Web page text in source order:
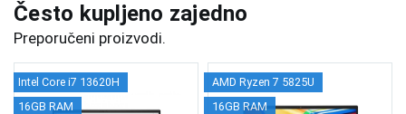
Često kupljeno zajedno
Preporučeni proizvodi.
Intel Core i7 13620H
16GB RAM
AMD Ryzen 7 5825U
16GB RAM